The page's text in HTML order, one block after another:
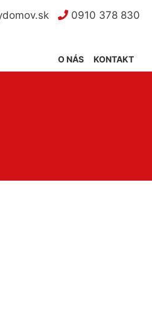
0910 378 830
KONTAKT
O NÁS